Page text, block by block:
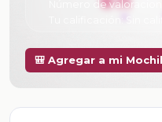
Número de
Sin
🎒 Agregar a mi